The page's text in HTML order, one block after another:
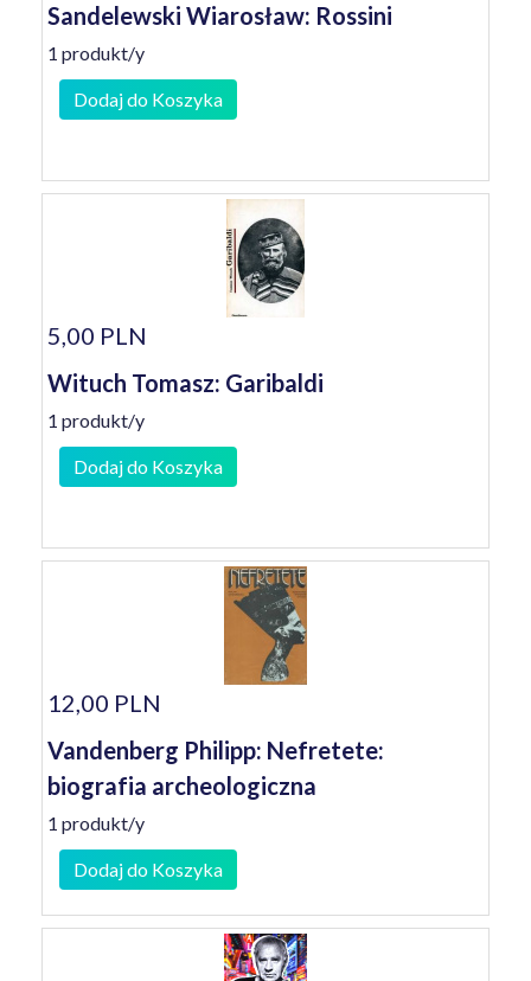
Sandelewski Wiarosław: Rossini
1 produkt/y
Dodaj do Koszyka
5,00 PLN
Wituch Tomasz: Garibaldi
1 produkt/y
Dodaj do Koszyka
12,00 PLN
Vandenberg Philipp: Nefretete:
biografia archeologiczna
1 produkt/y
Dodaj do Koszyka